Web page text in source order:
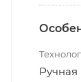
Ручная